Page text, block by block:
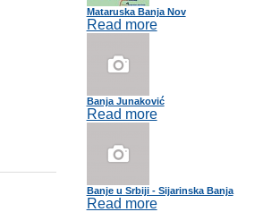
Mataruska Banja Nov
Read more
Banja Junaković
Read more
Banje u Srbiji - Sijarinska Banja
Read more